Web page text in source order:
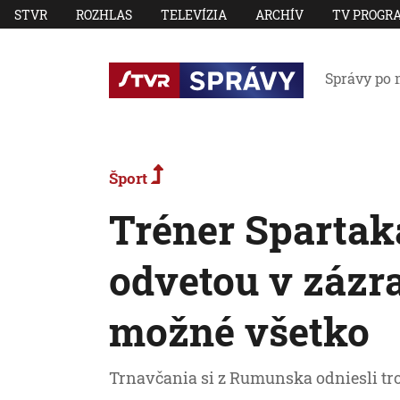
STVR ROZHLAS TELEVÍZIA ARCHÍV TV
Správy po
Šport
Tréner
odvetou v
možné všetko
Trnavčania si z Rumunska odniesli